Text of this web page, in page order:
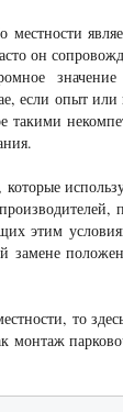
местности
он
если опыт
такими
этим
то
монтаж